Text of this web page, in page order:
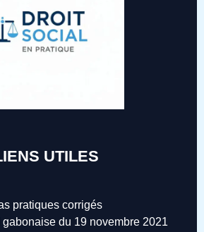
UTILES
pratiques corrigés
du 19 novembre 2021